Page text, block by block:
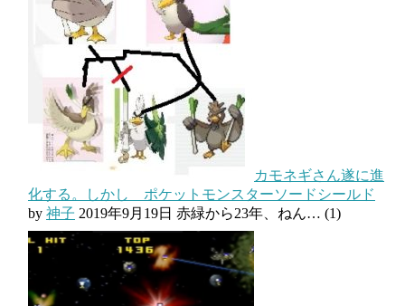
カモネギさん遂に進
化する。しかし ポケットモンスターソードシールド
by 神子 2019年9月19日 赤緑から23年、ねん… (1)